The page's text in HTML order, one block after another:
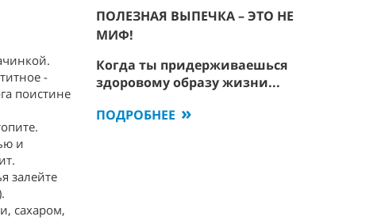
-
поистине
и
залейте
сахаром,
ПОЛЕЗНАЯ ВЫПЕЧКА – ЭТО НЕ
МИФ!
Когда ты придерживаешься
здоровому образу жизни...
ПОДРОБНЕЕ